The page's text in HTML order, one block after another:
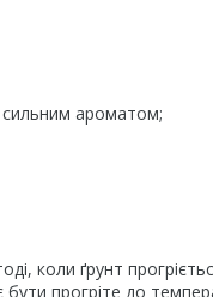
сильним ароматом;
коли ґрунт
прогріте до